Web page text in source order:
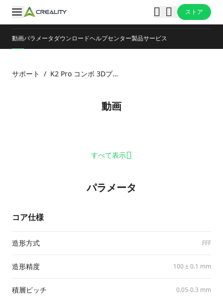
ストア
動画パラメータダウンロードヘルプセンター製品サービス
サポート / K2 Pro コンボ 3Dプリンター
動画
すべて表示
パラメータ
コア仕様
造形方式 FFF
造形精度 100 ± 0.1 mm
積層ピッチ 0.05-0.3 mm